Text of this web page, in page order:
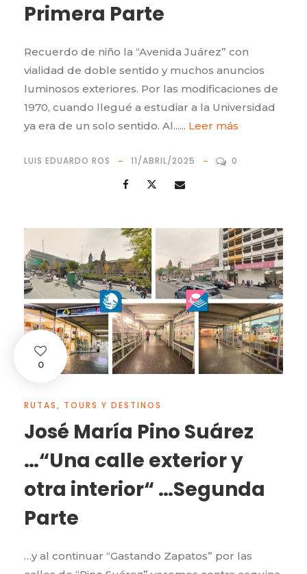
Primera Parte
Recuerdo de niño la “Avenida Juárez” con
vialidad de doble sentido y muchos anuncios
luminosos exteriores. Por las modificaciones de
1970, cuando llegué a estudiar a la Universidad
ya era de un solo sentido. Al...... Leer más
LUIS EDUARDO ROS 11/ABRIL/2025 0
0
RUTAS, TOURS Y DESTINOS
José María Pino Suárez
…“Una calle exterior y
otra interior“ …Segunda
Parte
…y al continuar “Gastando Zapatos” por las